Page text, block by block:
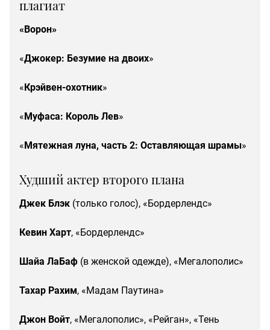
плагиат
«Ворон»
«Джокер: Безумие на двоих»
«Крэйвен-охотник»
«Муфаса: Король Лев»
«Мятежная луна, часть 2: Оставляющая шрамы»
Худший актер второго плана
Джек Блэк (только голос), «Бордерлендс»
Кевин Харт, «Бордерлендс»
Шайа ЛаБаф (в женской одежде), «Мегалополис»
Тахар Рахим, «Мадам Паутина»
Джон Войт, «Мегалополис», «Рейган», «Тень